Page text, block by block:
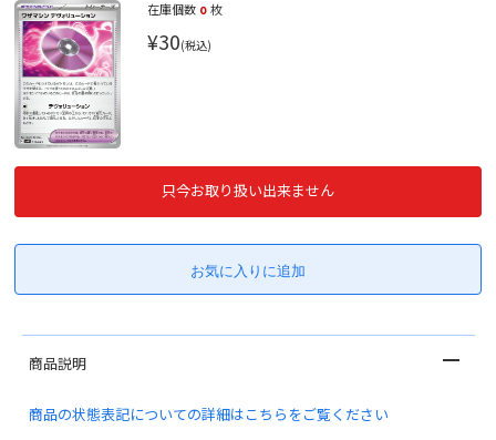
在庫個数 0 枚
¥30(税込)
只今お取り扱い出来ません
商品説明
商品の状態表記についての詳細はこちらをご覧ください